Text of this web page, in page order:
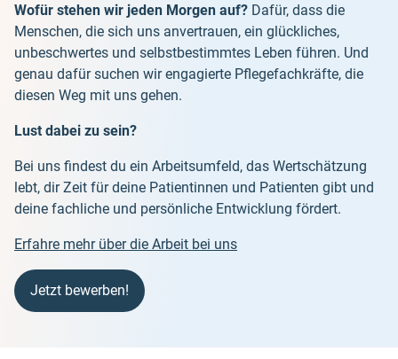
Wofür stehen wir jeden Morgen auf? Dafür, dass die
Menschen, die sich uns anvertrauen, ein glückliches,
unbeschwertes und selbstbestimmtes Leben führen. Und
genau dafür suchen wir engagierte Pflegefachkräfte, die
diesen Weg mit uns gehen.
Lust dabei zu sein?
Bei uns findest du ein Arbeitsumfeld, das Wertschätzung
lebt, dir Zeit für deine Patientinnen und Patienten gibt und
deine fachliche und persönliche Entwicklung fördert.
Erfahre mehr über die Arbeit bei uns
Jetzt bewerben!